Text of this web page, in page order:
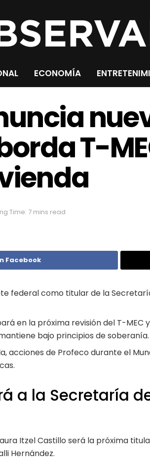
ECONOMÍA
T-
Time: 7 mins read
Facebook
federal como titular de la
en la próxima revisión del T-MEC
bajo principios de soberanía.
acciones de Profeco durante el
a la Secretaría
Itzel Castillo será la próxima
Hernández.